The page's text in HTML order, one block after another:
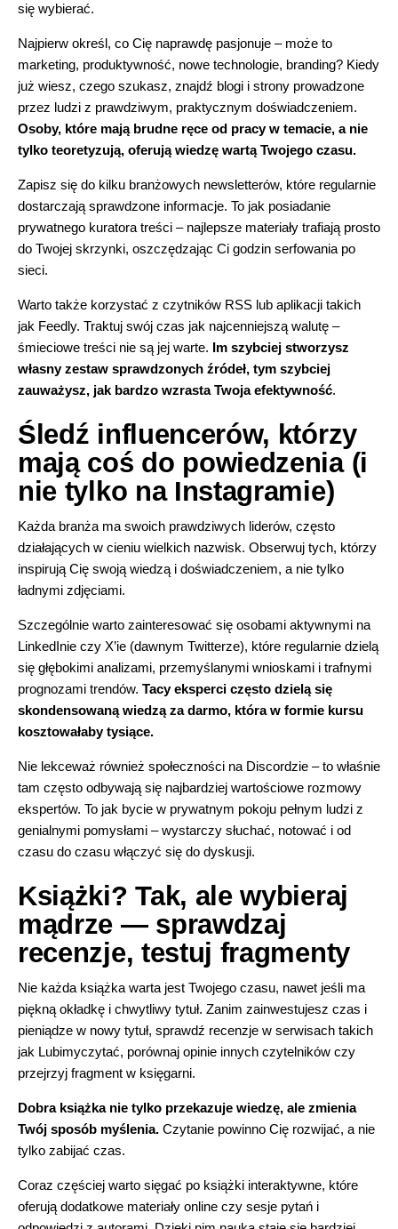
się wybierać.
Najpierw określ, co Cię naprawdę pasjonuje – może to
marketing, produktywność, nowe technologie, branding? Kiedy
już wiesz, czego szukasz, znajdź blogi i strony prowadzone
przez ludzi z prawdziwym, praktycznym doświadczeniem.
Osoby, które mają brudne ręce od pracy w temacie, a nie
tylko teoretyzują, oferują wiedzę wartą Twojego czasu.
Zapisz się do kilku branżowych newsletterów, które regularnie
dostarczają sprawdzone informacje. To jak posiadanie
prywatnego kuratora treści – najlepsze materiały trafiają prosto
do Twojej skrzynki, oszczędzając Ci godzin serfowania po
sieci.
Warto także korzystać z czytników RSS lub aplikacji takich
jak Feedly. Traktuj swój czas jak najcenniejszą walutę –
śmieciowe treści nie są jej warte. Im szybciej stworzysz
własny zestaw sprawdzonych źródeł, tym szybciej
zauważysz, jak bardzo wzrasta Twoja efektywność.
Śledź influencerów, którzy
mają coś do powiedzenia (i
nie tylko na Instagramie)
Każda branża ma swoich prawdziwych liderów, często
działających w cieniu wielkich nazwisk. Obserwuj tych, którzy
inspirują Cię swoją wiedzą i doświadczeniem, a nie tylko
ładnymi zdjęciami.
Szczególnie warto zainteresować się osobami aktywnymi na
LinkedInie czy X’ie (dawnym Twitterze), które regularnie dzielą
się głębokimi analizami, przemyślanymi wnioskami i trafnymi
prognozami trendów. Tacy eksperci często dzielą się
skondensowaną wiedzą za darmo, która w formie kursu
kosztowałaby tysiące.
Nie lekceważ również społeczności na Discordzie – to właśnie
tam często odbywają się najbardziej wartościowe rozmowy
ekspertów. To jak bycie w prywatnym pokoju pełnym ludzi z
genialnymi pomysłami – wystarczy słuchać, notować i od
czasu do czasu włączyć się do dyskusji.
Książki? Tak, ale wybieraj
mądrze — sprawdzaj
recenzje, testuj fragmenty
Nie każda książka warta jest Twojego czasu, nawet jeśli ma
piękną okładkę i chwytliwy tytuł. Zanim zainwestujesz czas i
pieniądze w nowy tytuł, sprawdź recenzje w serwisach takich
jak Lubimyczytać, porównaj opinie innych czytelników czy
przejrzyj fragment w księgarni.
Dobra książka nie tylko przekazuje wiedzę, ale zmienia
Twój sposób myślenia. Czytanie powinno Cię rozwijać, a nie
tylko zabijać czas.
Coraz częściej warto sięgać po książki interaktywne, które
oferują dodatkowe materiały online czy sesje pytań i